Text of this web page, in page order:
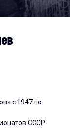
с 1947 по
СССР